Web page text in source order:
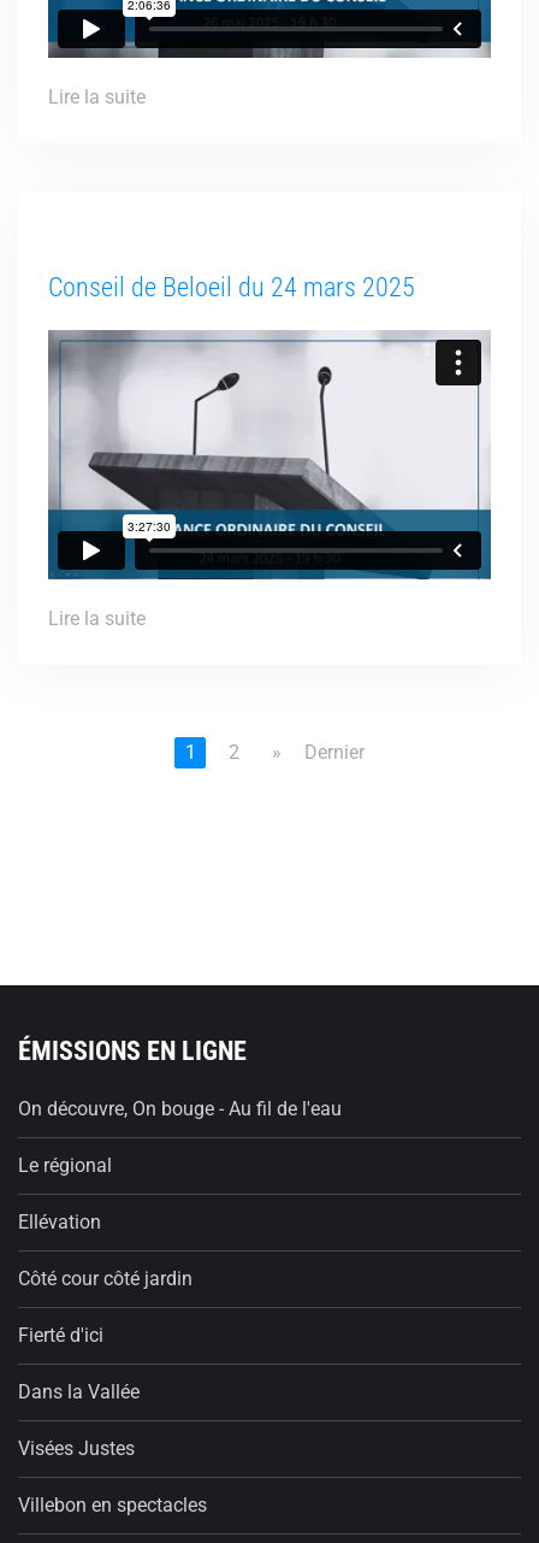
Lire la suite
Conseil de Beloeil du 24 mars 2025
Lire la suite
1 2 » Dernier
ÉMISSIONS EN LIGNE
On découvre, On bouge - Au fil de l'eau
Le régional
Ellévation
Côté cour côté jardin
Fierté d'ici
Dans la Vallée
Visées Justes
Villebon en spectacles